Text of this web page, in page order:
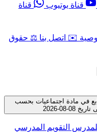
قناة يوتيوب
قناة
✉️ اتصل بنا ⚖️ حقوق
في مادة اجتماعيات بحسب
08-2026
التقويم المدرسي